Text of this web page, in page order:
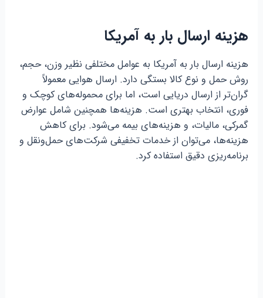
هزینه ارسال بار به آمریکا
هزینه ارسال بار به آمریکا به عوامل مختلفی نظیر وزن، حجم،
روش حمل و نوع کالا بستگی دارد. ارسال هوایی معمولاً
گران‌تر از ارسال دریایی است، اما برای محموله‌های کوچک و
فوری، انتخاب بهتری است. هزینه‌ها همچنین شامل عوارض
گمرکی، مالیات، و هزینه‌های بیمه می‌شود. برای کاهش
هزینه‌ها، می‌توان از خدمات تخفیفی شرکت‌های حمل‌ونقل و
برنامه‌ریزی دقیق استفاده کرد.